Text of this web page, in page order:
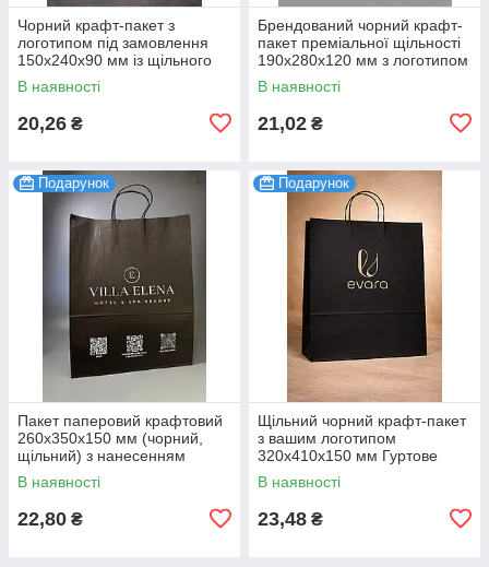
Чорний крафт-пакет з
логотипом під замовлення
150х240х90 мм із щільного
паперу гуртом від виробника
100 шт.
В наявності
20,26 ₴
Брендований чорний крафт-
пакет преміальної щільності
190х280х120 мм з логотипом
Гуртові поставки 100 шт.
В наявності
21,02 ₴
Подарунок
Пакет паперовий крафтовий
260х350х150 мм (чорний,
щільний) з нанесенням
логотипа Гурт від виробника
100 шт.
В наявності
22,80 ₴
Подарунок
Щільний чорний крафт-пакет
з вашим логотипом
320х410х150 мм Гуртове
виробництво брендованої
упаковки 100 шт.
В наявності
23,48 ₴